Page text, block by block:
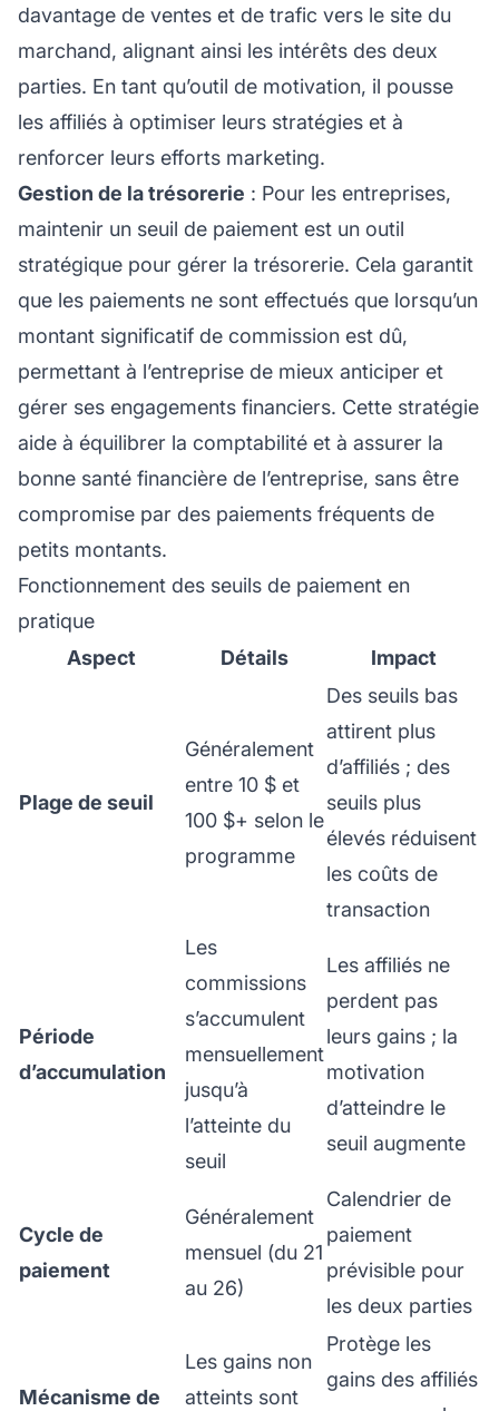
davantage de ventes et de trafic vers le site du
marchand, alignant ainsi les intérêts des deux
parties. En tant qu’outil de motivation, il pousse
les affiliés à optimiser leurs stratégies et à
renforcer leurs efforts marketing.
Gestion de la trésorerie : Pour les entreprises,
maintenir un seuil de paiement est un outil
stratégique pour gérer la trésorerie. Cela garantit
que les paiements ne sont effectués que lorsqu’un
montant significatif de commission est dû,
permettant à l’entreprise de mieux anticiper et
gérer ses engagements financiers. Cette stratégie
aide à équilibrer la comptabilité et à assurer la
bonne santé financière de l’entreprise, sans être
compromise par des paiements fréquents de
petits montants.
Fonctionnement des seuils de paiement en
pratique
Aspect
Détails Impact
Plage de seuil
Généralement
entre 10 $ et
100 $+ selon le
programme
Des seuils bas
attirent plus
d’affiliés ; des
seuils plus
élevés réduisent
les coûts de
transaction
Période
d’accumulation
Les
commissions
s’accumulent
mensuellement
jusqu’à
l’atteinte du
seuil
Les affiliés ne
perdent pas
leurs gains ; la
motivation
d’atteindre le
seuil augmente
Cycle de
paiement
Généralement
mensuel (du 21
au 26)
Calendrier de
paiement
prévisible pour
les deux parties
Mécanisme de
Les gains non
atteints sont
Protège les
gains des affiliés